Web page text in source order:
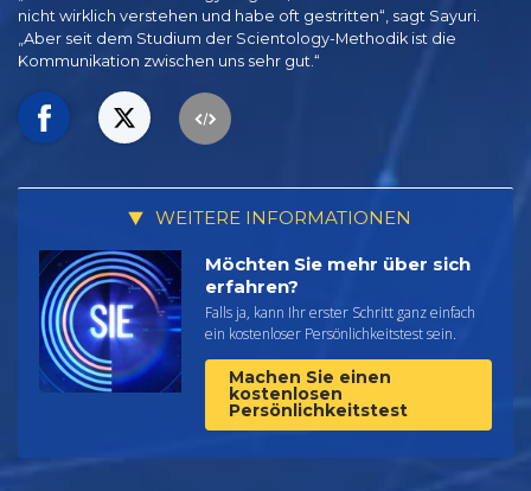
nicht wirklich verstehen und habe oft gestritten“, sagt Sayuri.
„Aber seit dem Studium der Scientology-Methodik ist die
Kommunikation zwischen uns sehr gut.“
WEITERE INFORMATIONEN
Möchten Sie mehr über sich
erfahren?
Falls ja, kann Ihr erster Schritt ganz einfach
ein kostenloser Persönlichkeitstest sein.
Machen Sie einen
kostenlosen
Persönlichkeitstest